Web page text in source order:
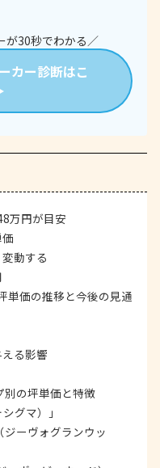
が30秒でわかる／
カー診断はこ
万円が目安
動する
単価の推移と今後の見通
る影響
別の坪単価と特徴
グマ）」
ーヴォグランウッ